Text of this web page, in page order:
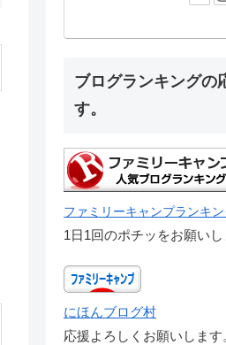
ブログランキングの
す。
ファミリーキャンプランキ
1日1回のポチッをお願いし
にほんブログ村
応援よろしくお願いします